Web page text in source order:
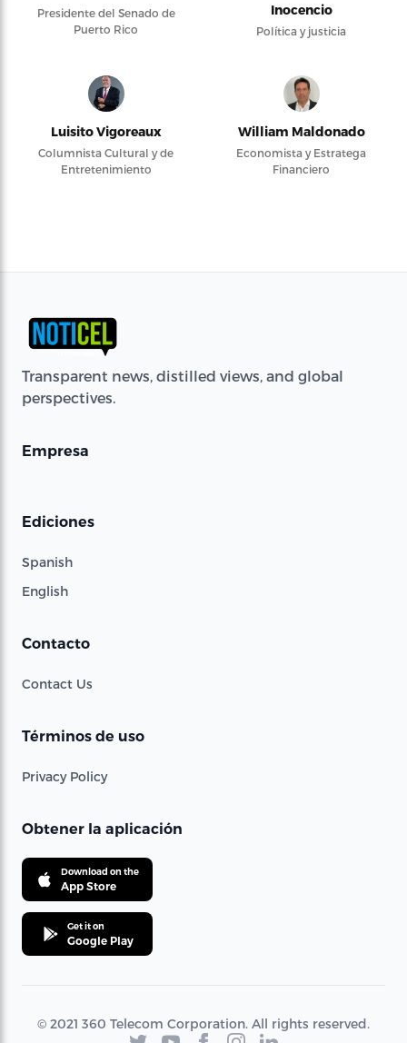
Presidente del Senado de
Puerto Rico
Inocencio
Política y justicia
Luisito Vigoreaux
Columnista Cultural y de
Entretenimiento
William Maldonado
Economista y Estratega
Financiero
Transparent news, distilled views, and global
perspectives.
Empresa
Ediciones
Spanish
English
Contacto
Contact Us
Términos de uso
Privacy Policy
Obtener la aplicación
Download on the
App Store
Get it on
Google Play
© 2021 360 Telecom Corporation. All rights reserved.